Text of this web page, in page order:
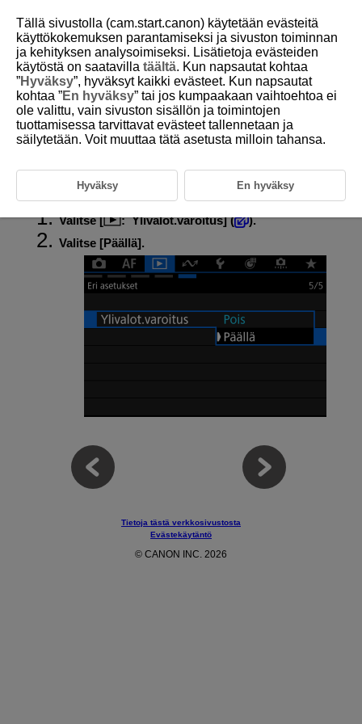
D388-169
Ylivalotusvaroituksen näyttäminen
Voit määrittää, että ylivalottuneet huippuvalot vilkkuvat toistonäytössä.
Valitse [ :Ylivalot.varoitus] (
).
Valitse [Päällä].
Tietoja tästä verkkosivustosta
Evästekäytäntö
© CANON INC. 2026
Tällä sivustolla (cam.start.canon) käytetään evästeitä
käyttökokemuksen parantamiseksi ja sivuston toiminnan
ja kehityksen analysoimiseksi. Lisätietoja evästeiden
käytöstä on saatavilla täältä. Kun napsautat kohtaa
”Hyväksy”, hyväksyt kaikki evästeet. Kun napsautat
kohtaa ”En hyväksy” tai jos kumpaakaan vaihtoehtoa ei
ole valittu, vain sivuston sisällön ja toimintojen
tuottamisessa tarvittavat evästeet tallennetaan ja
säilytetään. Voit muuttaa tätä asetusta milloin tahansa.
Hyväksy En hyväksy